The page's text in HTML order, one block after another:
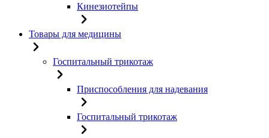
Кинезиотейпы
Товары для медицины
Госпитальный трикотаж
Приспособления для надевания
Госпитальный трикотаж